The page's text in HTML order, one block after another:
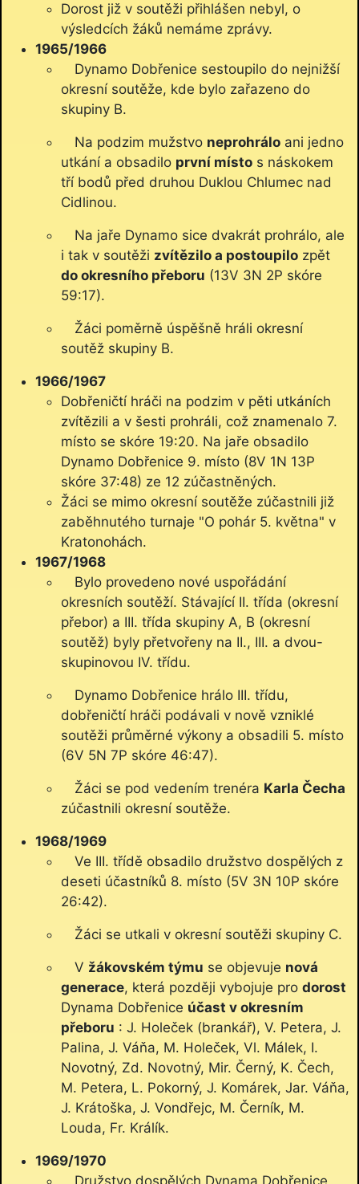
Dorost již v soutěži přihlášen nebyl, o
výsledcích žáků nemáme zprávy.
1965/1966
Dynamo Dobřenice sestoupilo do nejnižší
okresní soutěže, kde bylo zařazeno do
skupiny B.
Na podzim mužstvo neprohrálo ani jedno
utkání a obsadilo první místo s náskokem
tří bodů před druhou Duklou Chlumec nad
Cidlinou.
Na jaře Dynamo sice dvakrát prohrálo, ale
i tak v soutěži zvítězilo a postoupilo zpět
do okresního přeboru (13V 3N 2P skóre
59:17).
Žáci poměrně úspěšně hráli okresní
soutěž skupiny B.
1966/1967
Dobřeničtí hráči na podzim v pěti utkáních
zvítězili a v šesti prohráli, což znamenalo 7.
místo se skóre 19:20. Na jaře obsadilo
Dynamo Dobřenice 9. místo (8V 1N 13P
skóre 37:48) ze 12 zúčastněných.
Žáci se mimo okresní soutěže zúčastnili již
zaběhnutého turnaje "O pohár 5. května" v
Kratonohách.
1967/1968
Bylo provedeno nové uspořádání
okresních soutěží. Stávající II. třída (okresní
přebor) a III. třída skupiny A, B (okresní
soutěž) byly přetvořeny na II., III. a dvou-
skupinovou IV. třídu.
Dynamo Dobřenice hrálo III. třídu,
dobřeničtí hráči podávali v nově vzniklé
soutěži průměrné výkony a obsadili 5. místo
(6V 5N 7P skóre 46:47).
Žáci se pod vedením trenéra Karla Čecha
zúčastnili okresní soutěže.
1968/1969
Ve III. třídě obsadilo družstvo dospělých z
deseti účastníků 8. místo (5V 3N 10P skóre
26:42).
Žáci se utkali v okresní soutěži skupiny C.
V žákovském týmu se objevuje nová
generace, která později vybojuje pro dorost
Dynama Dobřenice účast v okresním
přeboru : J. Holeček (brankář), V. Petera, J.
Palina, J. Váňa, M. Holeček, Vl. Málek, I.
Novotný, Zd. Novotný, Mir. Černý, K. Čech,
M. Petera, L. Pokorný, J. Komárek, Jar. Váňa,
J. Krátoška, J. Vondřejc, M. Černík, M.
Louda, Fr. Králík.
1969/1970
Družstvo dospělých Dynama Dobřenice